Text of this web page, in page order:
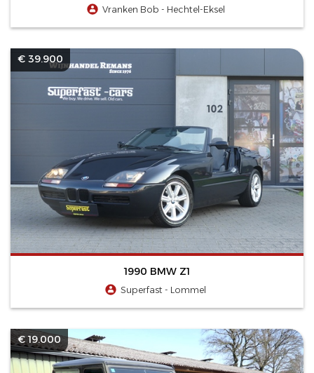
Vranken Bob - Hechtel-Eksel
€ 39.900
1990 BMW Z1
Superfast - Lommel
€ 19.000